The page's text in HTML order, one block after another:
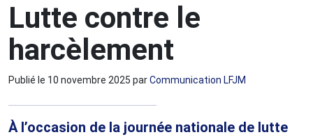
Lutte contre le
harcèlement
Publié le 10 novembre 2025 parCommunication LFJM
À l’occasion de la journée nationale de lutte